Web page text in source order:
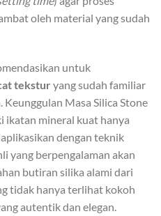
oleh material yang sudah
untuk
tekstur yang sudah familiar
Masa Silica Stone
ikatan mineral kuat hanya
dengan teknik
yang berpengalaman akan
butiran silika alami dari
tidak hanya terlihat kokoh
autentik dan elegan.